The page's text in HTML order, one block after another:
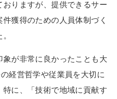
りますが、提供できるサー
獲得のための人員体制づく
象が非常に良かったことも大
経営哲学や従業員を大切に
に、「技術で地域に貢献す